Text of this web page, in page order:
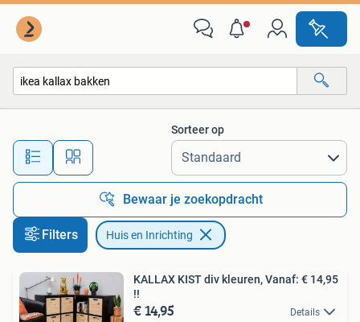
Alle afstanden…
Sorteer op
Bewaar je zoekopdracht
Filters Huis en Inrichting
KALLAX KIST div kleuren, Vanaf: € 14,95
!!
€ 14,95 Details